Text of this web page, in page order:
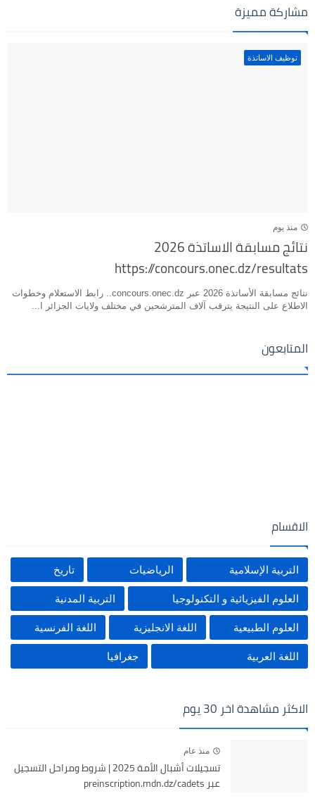
مشاركة مميزة
توظيف الاساتذة
منذ يوم
نتائج مسابقة الاساتذة 2026
https://concours.onec.dz/resultats
نتائج مسابقة الأساتذة 2026 عبر concours.onec.dz.. رابط الاستعلام وخطوات
الاطلاع على النتيجة يترقب آلاف المترشحين في مختلف ولايات الجزائر ا...
المتابعون
الاقسام
التربية الإسلامية الرياضيات تاريخ
العلوم الفيزيائية و التكنولوجيا التربية المدنية
العلوم الطبيعية اللغة الانجليزية اللغة الفرنسية
اللغة العربية جغرافيا
الاكثر مشاهدة اخر 30 يوم
منذ عام
تسجيلات أشبال الأمة 2025 | شروط ومراحل التسجيل
عبر preinscription.mdn.dz/cadets